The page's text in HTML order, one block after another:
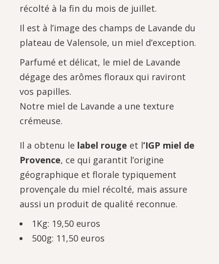
récolté à la fin du mois de juillet.
Il est à l’image des champs de Lavande du
plateau de Valensole, un miel d’exception.
Parfumé et délicat, le miel de Lavande
dégage des arômes floraux qui raviront
vos papilles.
Notre miel de Lavande a une texture
crémeuse.
Il a obtenu le label rouge et l’IGP miel de
Provence, ce qui garantit l’origine
géographique et florale typiquement
provençale du miel récolté, mais assure
aussi un produit de qualité reconnue.
1Kg: 19,50 euros
500g: 11,50 euros